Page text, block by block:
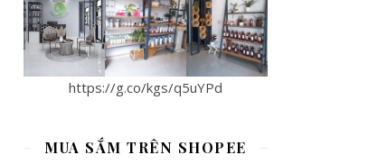
https://g.co/kgs/q5uYPd
MUA SẮM TRÊN SHOPEE